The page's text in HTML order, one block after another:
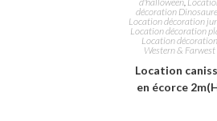
décoration
Location décoration
Location décoration
Location décoration
Western & Farwest
Location
en écorce